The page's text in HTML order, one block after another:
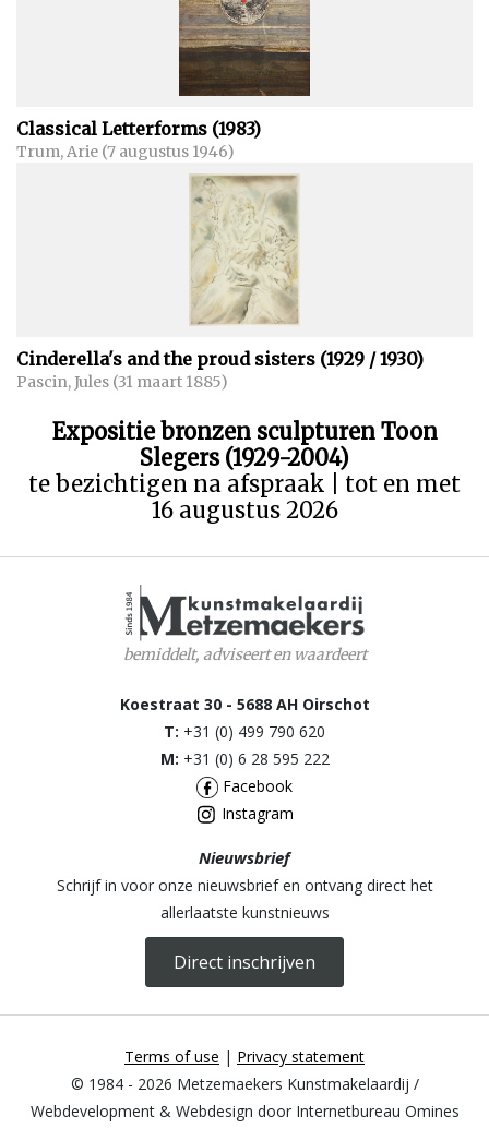
Classical Letterforms (1983)
Trum, Arie (7 augustus 1946)
Cinderella's and the proud sisters (1929 / 1930)
Pascin, Jules (31 maart 1885)
Expositie bronzen sculpturen Toon
Slegers (1929-2004)
te bezichtigen na afspraak | tot en met
16 augustus 2026
bemiddelt, adviseert en waardeert
Koestraat 30 - 5688 AH Oirschot
T: +31 (0) 499 790 620
M: +31 (0) 6 28 595 222
Facebook
Instagram
Nieuwsbrief
Schrijf in voor onze nieuwsbrief en ontvang direct het
allerlaatste kunstnieuws
Direct inschrijven
Terms of use | Privacy statement
© 1984 - 2026 Metzemaekers Kunstmakelaardij /
Webdevelopment & Webdesign door Internetbureau Omines